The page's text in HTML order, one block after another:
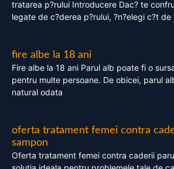
tratarea p?rului Introducere Dac? te
legate de c?derea p?rului, ?n?elegi c?t
fire albe la 18 ani
Fire albe la 18 ani Parul alb poate fi o
pentru multe persoane. De obicei, parul
natural odata
oferta tratament femei contra
sampon
Oferta tratament femei contra caderii